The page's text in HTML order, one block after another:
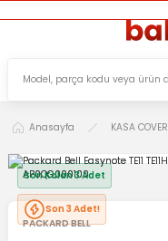
Anasayfa KASA COVER
Son Kalan 3 Adet
Son 3 Adet!
PACKARD BELL